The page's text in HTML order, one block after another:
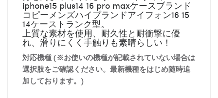
iphone15 plus14 16 pro maxケースブランド
コピーメンズハイブランドアイフォン16 15
14ケーストランク型。
上質な素材を使用、耐久性と耐衝撃に優
れ、滑りにくく手触りも素晴らしい！
対応機種 (※お使いの機種が記載されていない場合は
選択肢をご確認ください。最新機種をはじめ随時追
加しております。)